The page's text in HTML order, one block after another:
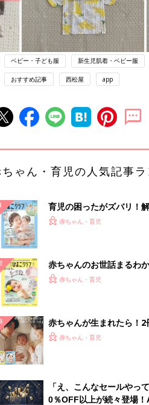
ベビー・子ども服 新生児肌着・ベビー服
おすすめ記事 西松屋 app
ゃん・育児の人気記事
育児の困ったがズバリ！
『ひよこクラブ 夏号』 4
赤ちゃん・育児
赤ちゃんのお世話まるわ
てのひよこクラブ 夏号』
解決テク
赤ちゃん・育児
赤ちゃんが生まれたら！2
ひよ」
赤ちゃん・育児
「え、こんなセールやっ
0％OFF以上が続々登場